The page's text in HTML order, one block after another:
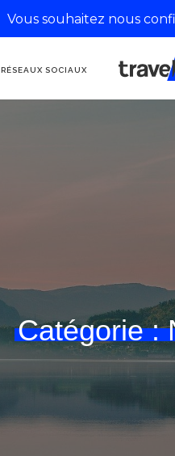
RÉSEAUX SOCIAUX
AGENCE DE
Catégorie :
Vous souhaitez nous